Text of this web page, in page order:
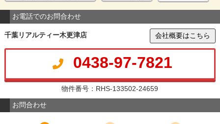
お電話でのお問合わせ
千葉リアルティー木更津店 会社概要はこちら
0438-97-7821
物件番号：RHS-133502-24659
お問合わせ